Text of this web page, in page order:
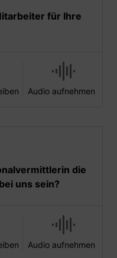
für Ihre
Audio aufnehmen
die
uns sein?
Audio aufnehmen